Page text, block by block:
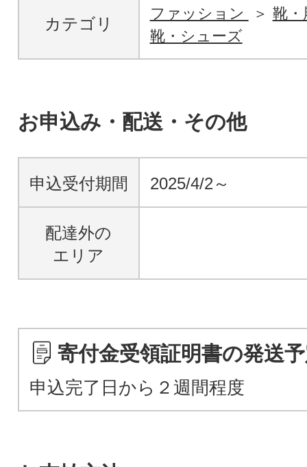
カテゴリ
ファッション
靴
靴・シューズ
お申込み・配送・その他
申込受付期間 2025/4/2～
配達外の
エリア
寄付金受領証明書の発送
申込完了日から２週間程度